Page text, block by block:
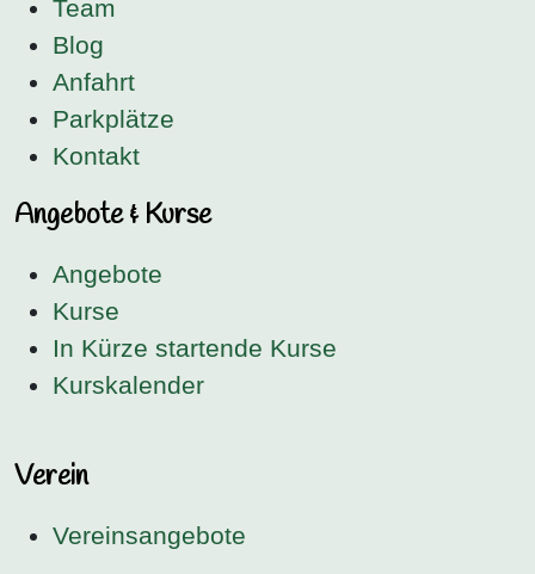
Team
Blog
Anfahrt
Parkplätze
Kontakt
Angebote & Kurse
Angebote
Kurse
In Kürze startende Kurse
Kurskalender
Verein
Vereinsangebote